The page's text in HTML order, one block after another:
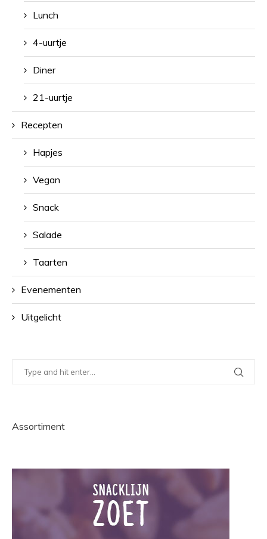
Lunch
4-uurtje
Diner
21-uurtje
Recepten
Hapjes
Vegan
Snack
Salade
Taarten
Evenementen
Uitgelicht
Assortiment